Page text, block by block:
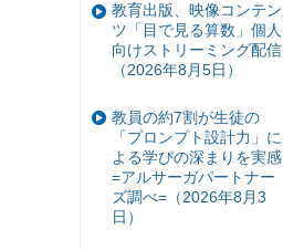
教育出版、映像コンテン
ツ「目で見る算数」個人
向けストリーミング配信
（2026年8月5日）
教員の約7割が生徒の
「プロンプト設計力」に
よる学びの深まりを実感
=アルサーガパートナー
ズ調べ=（2026年8月3
日）